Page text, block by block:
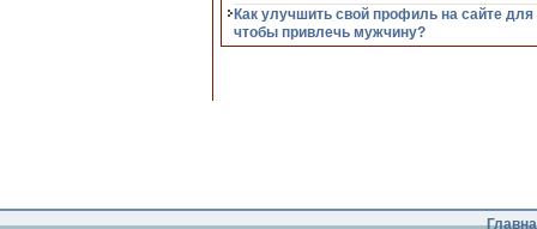
Как улучшить свой профиль на сайте для
чтобы привлечь мужчину?